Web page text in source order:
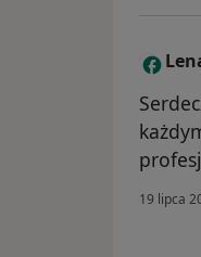
L
19 lipca